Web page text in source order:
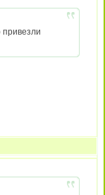
привезли